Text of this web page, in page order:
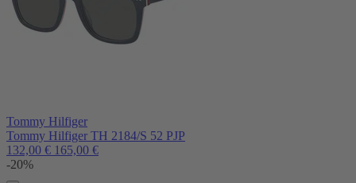
Tommy Hilfiger
Tommy Hilfiger TH 2184/S 52 PJP
132,00 € 165,00 €
-20%